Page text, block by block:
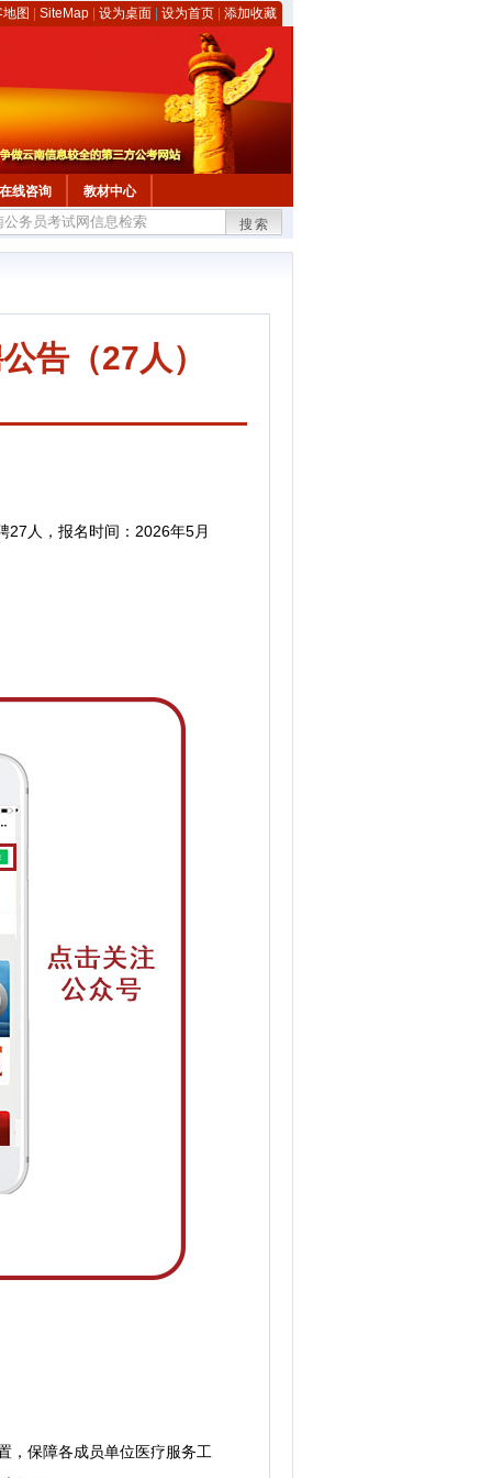
图 SiteMap 设为桌面 设为首页 添加收藏
在线咨询
教材中心
搜索
告（27人）
27人， 报名时间：2026年5月
，保障各成员单位医疗服务工